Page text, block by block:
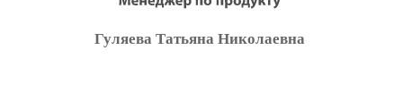
Гуляева Татьяна Николаевна